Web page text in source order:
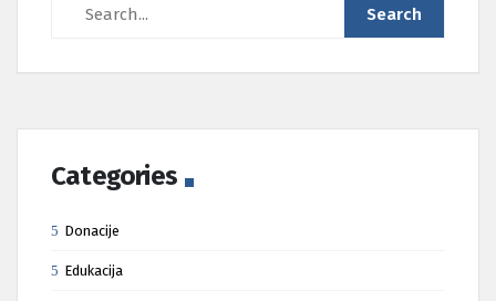
Categories
Donacije
Edukacija